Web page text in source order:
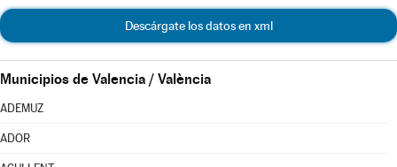
Descárgate los datos en xml
Municipios de Valencia / València
ADEMUZ
ADOR